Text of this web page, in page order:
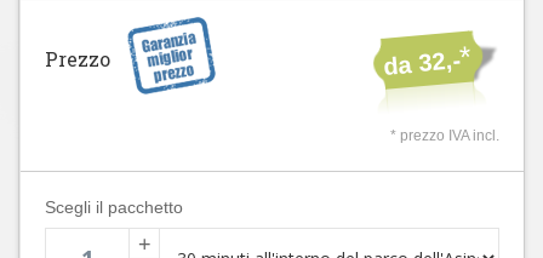
da 32,-*
Prezzo
* prezzo IVA incl.
Scegli il pacchetto
+